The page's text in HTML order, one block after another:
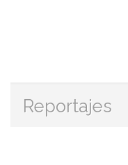
Reportajes